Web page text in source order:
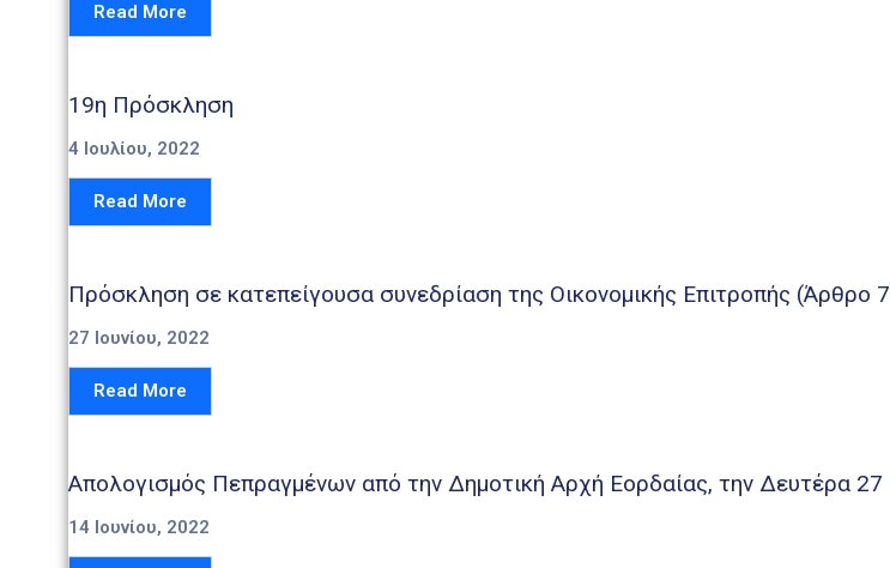
Read More
19η Πρόσκληση
4 Ιουλίου, 2022
Read More
Πρόσκληση σε
27 Ιουνίου, 2022
Read More
Απολογισμός Πεπραγμένων από την Δημοτική Αρχή Εορδαίας, την Δευτέρα 27
14 Ιουνίου, 2022